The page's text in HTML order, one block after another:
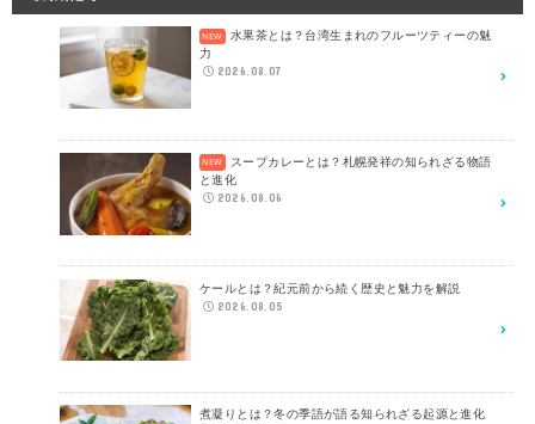
水果茶とは？台湾生まれのフルーツティーの魅
力
2026.08.07
スープカレーとは？札幌発祥の知られざる物語
と進化
2026.08.06
ケールとは？紀元前から続く歴史と魅力を解説
2026.08.05
煮凝りとは？冬の季語が語る知られざる起源と進化